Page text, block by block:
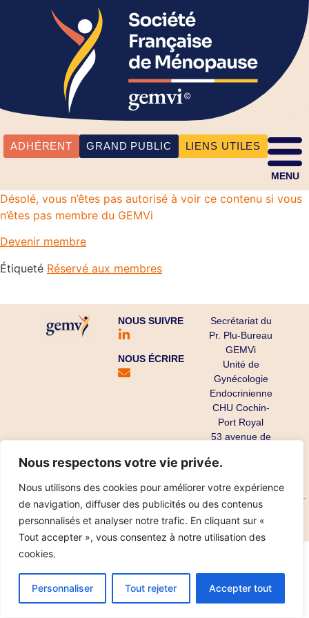
Nous respectons votre vie privée.
Nous utilisons des cookies pour améliorer votre expérience
de navigation, diffuser des publicités ou des contenus
personnalisés et analyser notre trafic. En cliquant sur «
Tout accepter », vous consentez à notre utilisation des
cookies.
Personnaliser Tout rejeter Accepter tout
ADHÉRENT GRAND PUBLIC LIENS UTILES
MENU
Désolé, vous n’êtes pas autorisé à voir ce contenu si vous
n’êtes pas membre du GEMVi
Devenir membre
Étiqueté Réservé aux membres
NOUS SUIVRE
NOUS ÉCRIRE
Secrétariat du
Pr. Plu-Bureau
GEMVi
Unité de
Gynécologie
Endocrinienne
CHU Cochin-
Port Royal
53 avenue de
75679 Paris
Copyright ©
2025
Mentions légales
Réalisation IPT